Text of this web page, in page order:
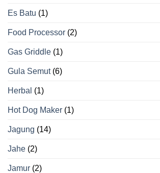
Es Batu (1)
Food Processor (2)
Gas Griddle (1)
Gula Semut(6)
Herbal (1)
Hot Dog Maker (1)
Jagung (14)
Jahe (2)
Jamur (2)